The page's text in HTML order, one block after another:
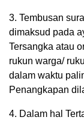
3. Tembusan
dimaksud pada
Tersangka atau
rukun warga/
dalam waktu
Penangkapan
4. Dalam hal